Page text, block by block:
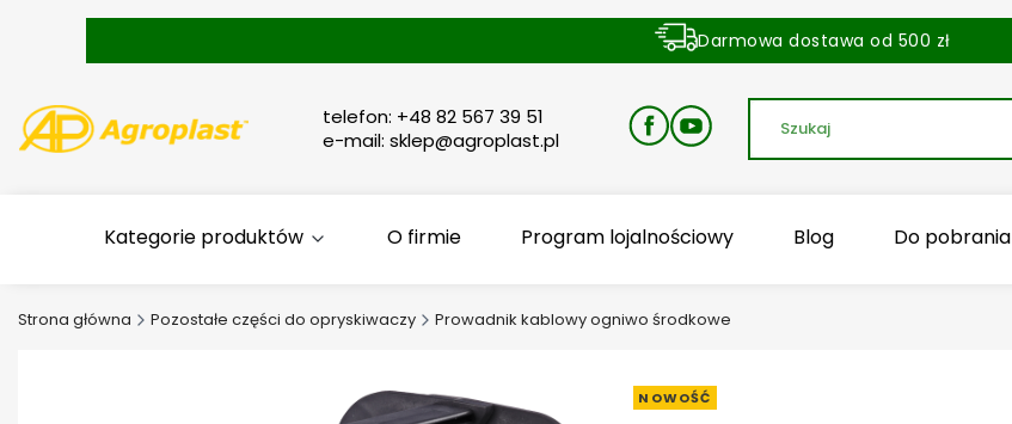
Darmowa dostawa od 500 zł
telefon: +48 82 567 39 51
e-mail: sklep@agroplast.pl
Kategorie produktów O firmie Program lojalnościowy Blog Do pobrania
Strona główna Pozostałe części do opryskiwaczy Prowadnik kablowy ogniwo środkowe
NOWOŚĆ